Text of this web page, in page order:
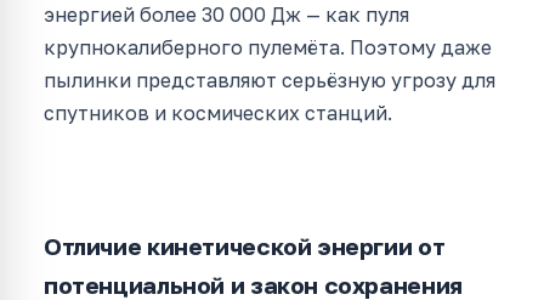
энергией более 30 000 Дж — как пуля
крупнокалиберного пулемёта. Поэтому даже
пылинки представляют серьёзную угрозу для
спутников и космических станций.
Отличие кинетической энергии от
потенциальной и закон сохранения